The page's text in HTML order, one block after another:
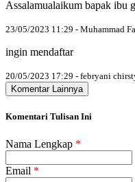
Assalamualaikum bapak ibu
23/05/2023 11:29 - Muhammad
ingin mendaftar
20/05/2023 17:29 - febryani
Komentar Lainnya
Komentari Tulisan Ini
Nama Lengkap *
Email *